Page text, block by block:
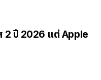
2 ปี 2026 แต่ Apple